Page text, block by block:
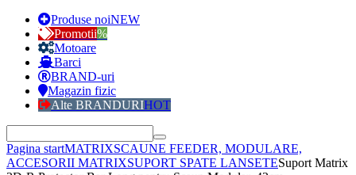
Produse noiNEW
Promotii%
Motoare
Barci
BRAND-uri
Magazin fizic
Alte BRANDURIHOT
Pagina startMATRIXSCAUNE FEEDER, MODULARE,
ACCESORII MATRIXSUPORT SPATE LANSETESuport Matrix